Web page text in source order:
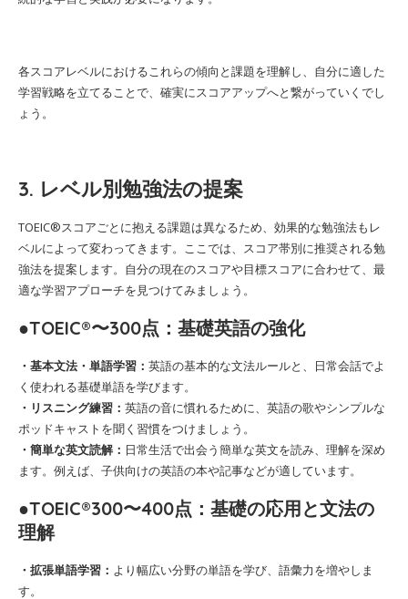
各スコアレベルにおけるこれらの傾向と課題を理解し、自分に適した
学習戦略を立てることで、確実にスコアアップへと繋がっていくでし
ょう。
3. レベル別勉強法の提案
TOEIC®スコアごとに抱える課題は異なるため、効果的な勉強法もレ
ベルによって変わってきます。ここでは、スコア帯別に推奨される勉
強法を提案します。自分の現在のスコアや目標スコアに合わせて、最
適な学習アプローチを見つけてみましょう。
●TOEIC®〜300点：基礎英語の強化
・基本文法・単語学習： 英語の基本的な文法ルールと、日常会話でよ
く使われる基礎単語を学びます。
・リスニング練習： 英語の音に慣れるために、英語の歌やシンプルな
ポッドキャストを聞く習慣をつけましょう。
・簡単な英文読解： 日常生活で出会う簡単な英文を読み、理解を深め
ます。例えば、子供向けの英語の本や記事などが適しています。
●TOEIC®300〜400点：基礎の応用と文法の
理解
・拡張単語学習： より幅広い分野の単語を学び、語彙力を増やしま
す。